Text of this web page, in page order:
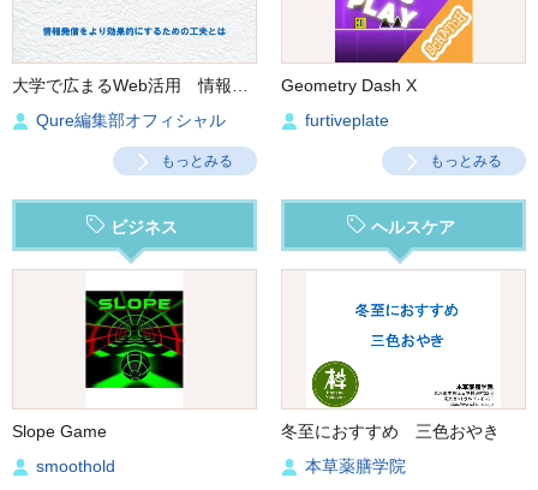
大学で広まるWeb活用 情報発信をより効果的にするための工夫とは
Qure編集部オフィシャル
もっとみる
Geometry Dash X
furtiveplate
もっとみる
ビジネス
Slope Game
smoothold
ヘルスケア
冬至におすすめ 三色おやき
本草薬膳学院